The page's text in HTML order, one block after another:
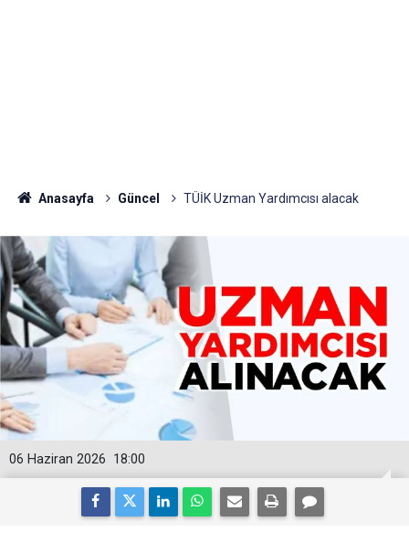
Anasayfa Güncel TÜİK Uzman Yardımcısı alacak
18:00
06 Haziran 2026